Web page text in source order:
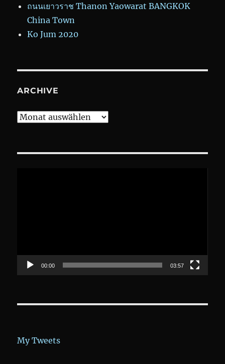
ถนนเยาวราช Thanon Yaowarat BANGKOK
China Town
Ko Jum 2020
ARCHIVE
Archive
00:00 03:57
My Tweets